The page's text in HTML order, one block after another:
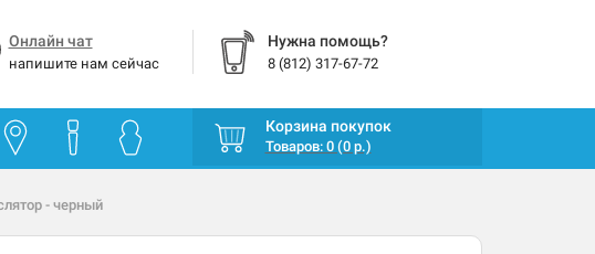
Онлайн чат
напишите нам сейчас
Нужна помощь?
8 (812) 317-67-72
Корзина покупок
Товаров: 0 (0 р.)
- черный